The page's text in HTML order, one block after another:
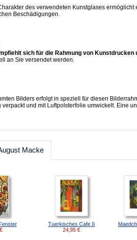
des verwendeten Kunstglases
Beschädigungen.
sich für die Rahmung von Kunstdrucken
an Sie versendet werden.
Bilders erfolgt in speziell für diesen
verpackt und mit Luftpolsterfolie umwickelt. Eine
Macke
€
Tuerkisches Cafe II
24,95 €